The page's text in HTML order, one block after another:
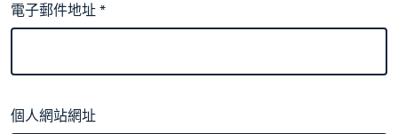
電子郵件地址*
個人網站網址